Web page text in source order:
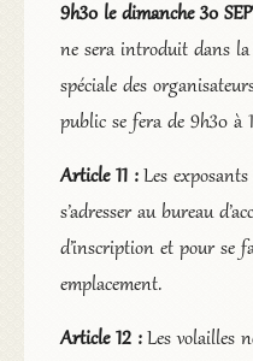
9h30 le dimanche 30
ne sera introduit dans
spéciale des
public se fera de 9h30 à
Article 11 : Les
s’adresser au bureau
d’inscription et pour se
emplacement.
Article 12 : Les volailles